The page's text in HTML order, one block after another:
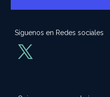
Síguenos en Redes sociales